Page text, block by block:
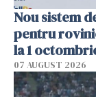
Nou sistem
pentru
la 1
07 AUGUST 2026